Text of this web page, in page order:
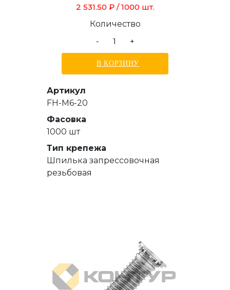
2 531.50 ₽ / 1000 шт.
Количество
-
+
В КОРЗИНУ
Артикул
FH-M6-20
Фасовка
1000 шт
Тип крепежа
Шпилька запрессовочная
резьбовая